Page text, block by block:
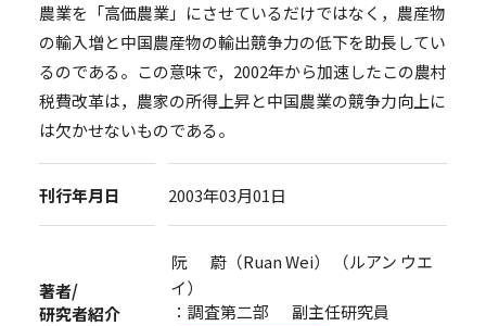
農業を「高価農業」にさせているだけではなく，農産物
の輸入増と中国農産物の輸出競争力の低下を助長してい
るのである。この意味で，2002年から加速したこの農村
税費改革は，農家の所得上昇と中国農業の競争力向上に
は欠かせないものである。
刊行年月日 2003年03月01日
著者/
研究者紹介
阮 蔚（Ruan Wei） （ルアン ウエ
イ）
：調査第二部 副主任研究員